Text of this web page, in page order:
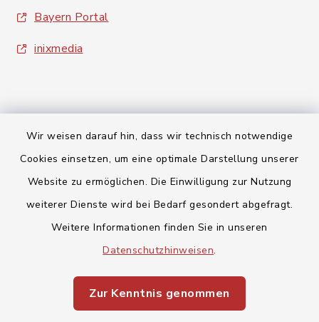
Wir weisen darauf hin, dass wir technisch notwendige
Cookies einsetzen, um eine optimale Darstellung unserer
Website zu ermöglichen. Die Einwilligung zur Nutzung
weiterer Dienste wird bei Bedarf gesondert abgefragt.
Weitere Informationen finden Sie in unseren
Datenschutzhinweisen.
Zur Kenntnis genommen
Bayern Portal
inixmedia
Kontakt
Barrierefreiheit
Datenschutz
Sitemap